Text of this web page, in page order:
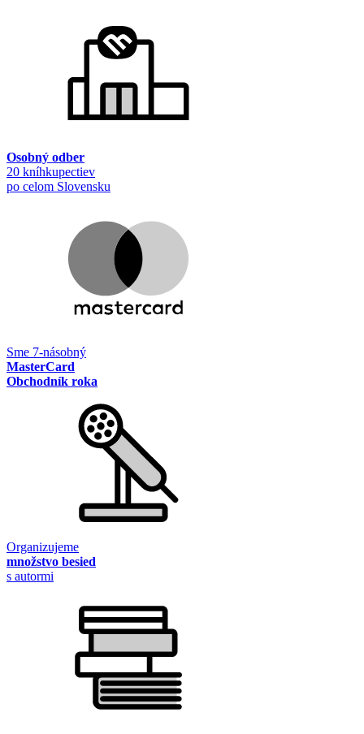
Osobný odber
20 kníhkupectiev
po celom Slovensku
Sme 7-násobný
MasterCard
Obchodník roka
Organizujeme
množstvo besied
s autormi